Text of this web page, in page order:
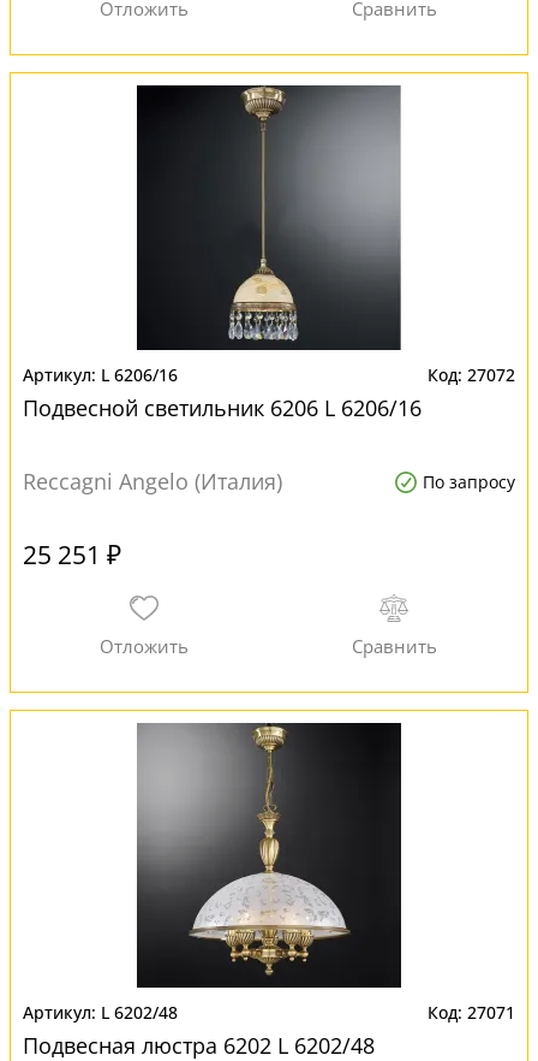
L 6206/16 27072
Подвесной светильник 6206 L 6206/16
Reccagni Angelo (Италия) По запросу
25 251 ₽
L 6202/48 27071
Подвесная люстра 6202 L 6202/48